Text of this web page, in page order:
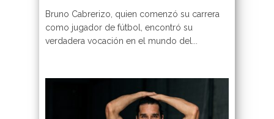
Bruno Cabrerizo, quien comenzó su carrera
como jugador de fútbol, encontró su
verdadera vocación en el mundo del...